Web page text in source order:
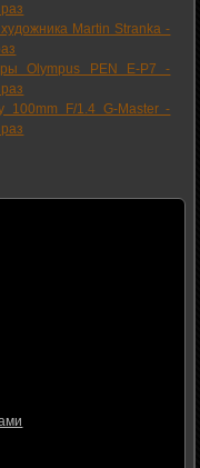
Martin Stranka -
Olympus PEN E-P7 -
100mm F/1.4 G-Master -